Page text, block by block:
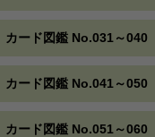
カード図鑑 No.031～040
カード図鑑 No.041～050
カード図鑑 No.051～060